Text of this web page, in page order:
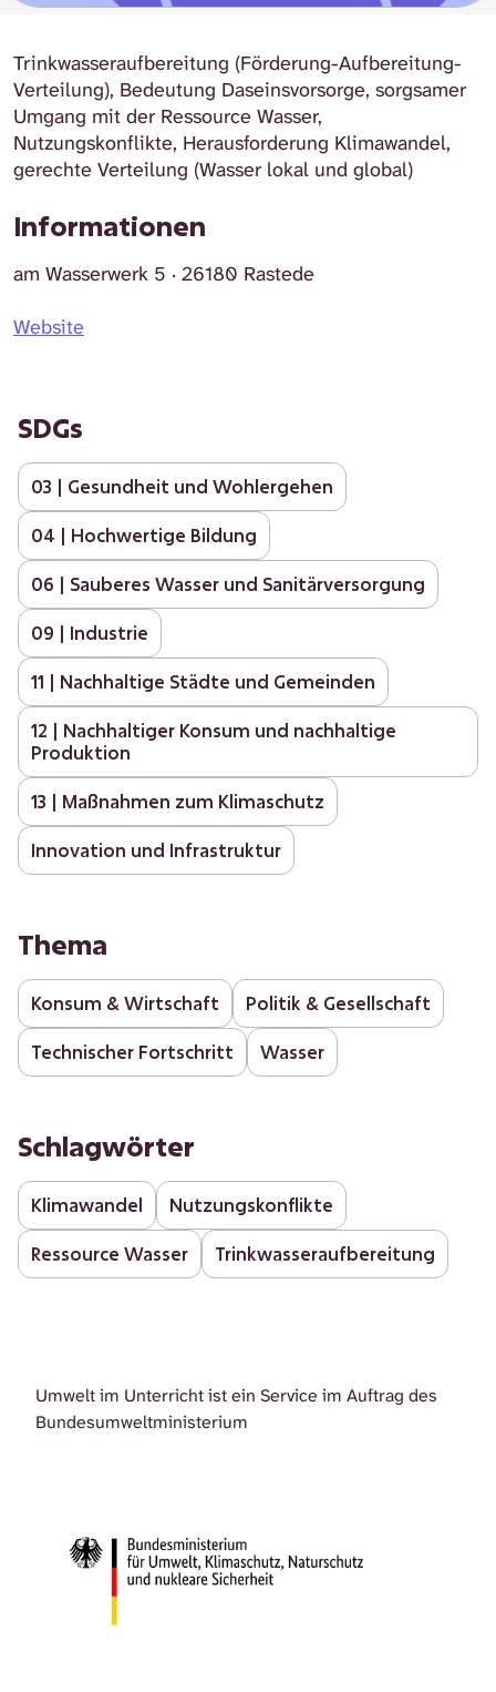
Trinkwasseraufbereitung (Förderung-Aufbereitung-
Verteilung), Bedeutung Daseinsvorsorge, sorgsamer
Umgang mit der Ressource Wasser,
Nutzungskonflikte, Herausforderung Klimawandel,
gerechte Verteilung (Wasser lokal und global)
Informationen
am Wasserwerk 5 · 26180 Rastede
Website
SDGs
03 | Gesundheit und Wohlergehen
04 | Hochwertige Bildung
06 | Sauberes Wasser und Sanitärversorgung
09 | Industrie
11 | Nachhaltige Städte und Gemeinden
12 | Nachhaltiger Konsum und nachhaltige
Produktion
13 | Maßnahmen zum Klimaschutz
Innovation und Infrastruktur
Thema
Konsum & Wirtschaft Politik & Gesellschaft
Technischer Fortschritt Wasser
Schlagwörter
Klimawandel Nutzungskonflikte
Ressource Wasser Trinkwasseraufbereitung
Umwelt im Unterricht ist ein Service im Auftrag des
Bundesumweltministerium